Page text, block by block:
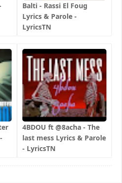
Balti - Rassi El Foug
Lyrics & Parole -
LyricsTN
4BDOU ft ‪@8acha‬ - The
last mess Lyrics & Parole
- LyricsTN